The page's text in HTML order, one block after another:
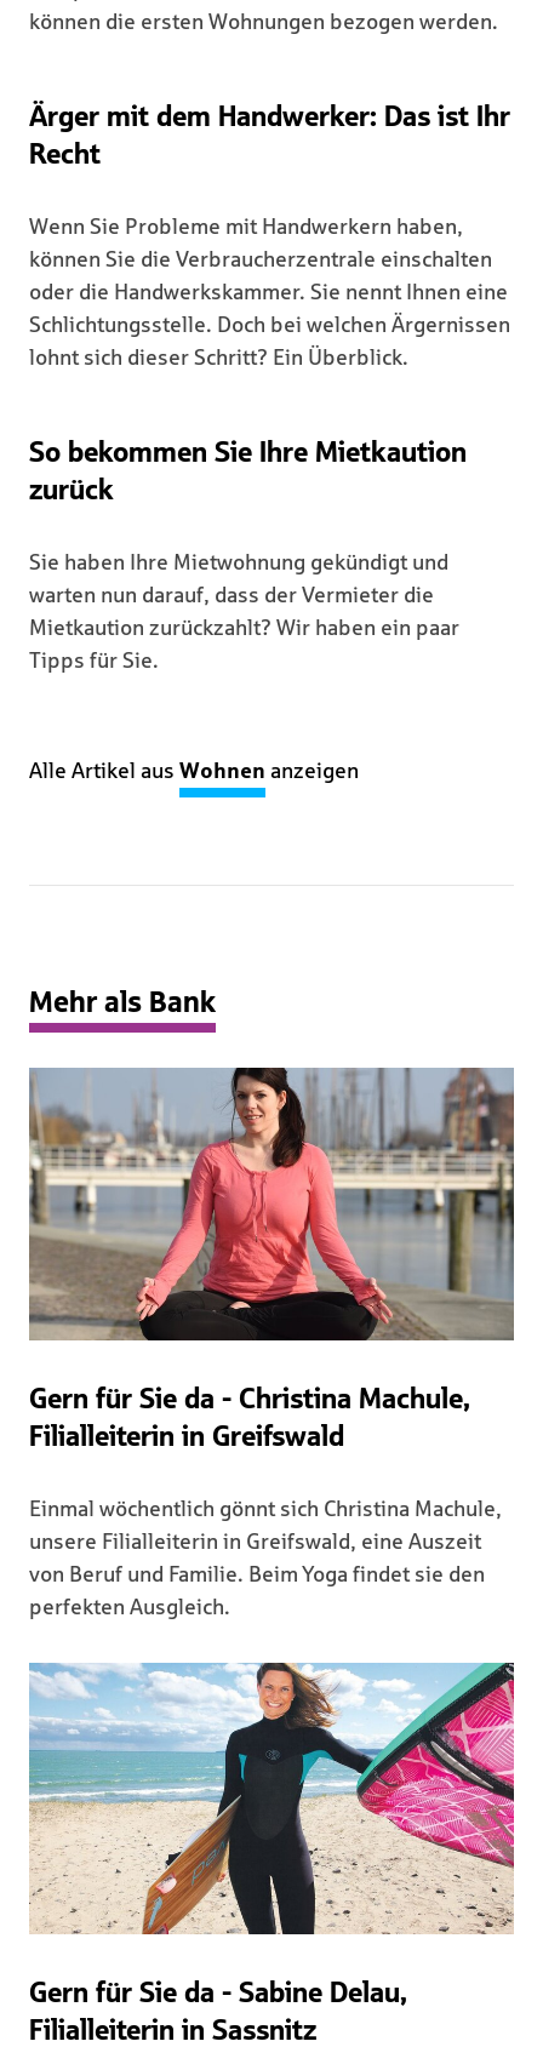
können die ersten Wohnungen bezogen werden.
Ärger mit dem Handwerker: Das ist Ihr
Recht
Wenn Sie Probleme mit Handwerkern haben,
können Sie die Verbraucherzentrale einschalten
oder die Handwerkskammer. Sie nennt Ihnen eine
Schlichtungsstelle. Doch bei welchen Ärgernissen
lohnt sich dieser Schritt? Ein Überblick.
So bekommen Sie Ihre Mietkaution
zurück
Sie haben Ihre Mietwohnung gekündigt und
warten nun darauf, dass der Vermieter die
Mietkaution zurückzahlt? Wir haben ein paar
Tipps für Sie.
Alle Artikel aus Wohnen anzeigen
Mehr als Bank
Gern für Sie da - Christina Machule,
Filialleiterin in Greifswald
Einmal wöchentlich gönnt sich Christina Machule,
unsere Filialleiterin in Greifswald, eine Auszeit
von Beruf und Familie. Beim Yoga findet sie den
perfekten Ausgleich.
Gern für Sie da - Sabine Delau,
Filialleiterin in Sassnitz